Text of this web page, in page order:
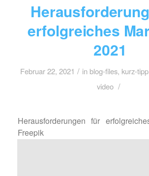
erfolgreiches
2021
Februar 22, 2021 / in blog-files, kurz-tipp
video /
Herausforderungen für
Freepik